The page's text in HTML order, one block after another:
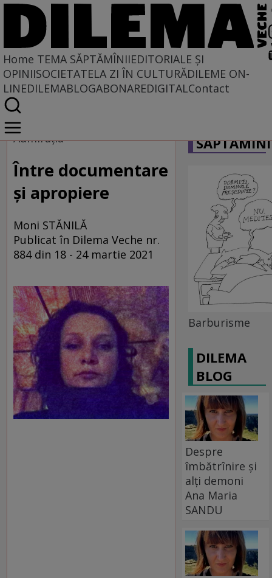
Home TEMA SĂPTĂMÎNIIEDITORIALE ȘI
OPINIISOCIETATELA ZI ÎN CULTURĂDILEME ON-
LINEDILEMABLOGABONAREDIGITALContact
Home
Tema săptămînii
Admirația
Între documentare
și apropiere
Moni STĂNILĂ
Publicat în Dilema Veche nr.
884 din 18 - 24 martie 2021
Barburisme
DILEMA
BLOG
Despre
îmbătrînire și
alți demoni
Ana Maria
SANDU